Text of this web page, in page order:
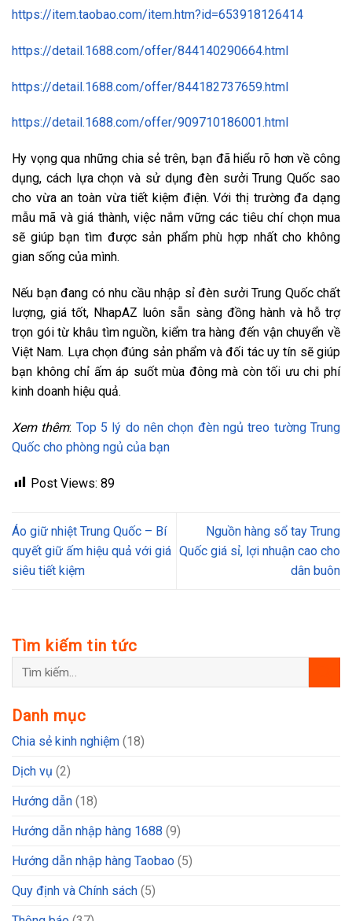
https://item.taobao.com/item.htm?id=653918126414
https://detail.1688.com/offer/844140290664.html
https://detail.1688.com/offer/844182737659.html
https://detail.1688.com/offer/909710186001.html
Hy vọng qua những chia sẻ trên, bạn đã hiểu rõ hơn về công
dụng, cách lựa chọn và sử dụng đèn sưởi Trung Quốc sao
cho vừa an toàn vừa tiết kiệm điện. Với thị trường đa dạng
mẫu mã và giá thành, việc nắm vững các tiêu chí chọn mua
sẽ giúp bạn tìm được sản phẩm phù hợp nhất cho không
gian sống của mình.
Nếu bạn đang có nhu cầu nhập sỉ đèn sưởi Trung Quốc chất
lượng, giá tốt, NhapAZ luôn sẵn sàng đồng hành và hỗ trợ
trọn gói từ khâu tìm nguồn, kiểm tra hàng đến vận chuyển về
Việt Nam. Lựa chọn đúng sản phẩm và đối tác uy tín sẽ giúp
bạn không chỉ ấm áp suốt mùa đông mà còn tối ưu chi phí
kinh doanh hiệu quả.
Xem thêm: Top 5 lý do nên chọn đèn ngủ treo tường Trung
Quốc cho phòng ngủ của bạn
Post Views: 89
Áo giữ nhiệt Trung Quốc – Bí
quyết giữ ấm hiệu quả với giá
siêu tiết kiệm
Nguồn hàng sổ tay Trung
Quốc giá sỉ, lợi nhuận cao cho
dân buôn
Tìm kiếm tin tức
Danh mục
Chia sẻ kinh nghiệm (18)
Dịch vụ (2)
Hướng dẫn (18)
Hướng dẫn nhập hàng 1688 (9)
Hướng dẫn nhập hàng Taobao (5)
Quy định và Chính sách (5)